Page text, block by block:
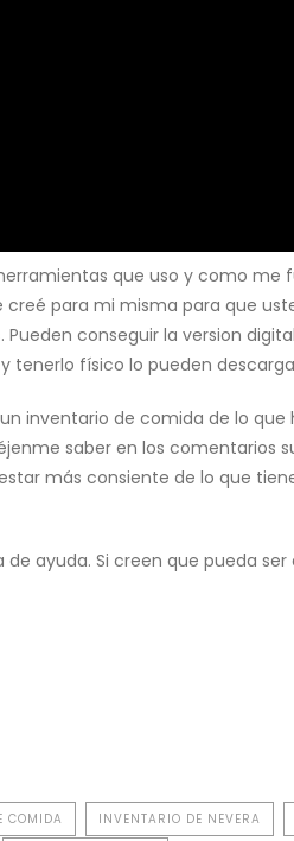
que uso y como me
para mi misma para que
conseguir la version
tenerlo físico lo pueden
inventario de comida de lo que
saber en los comentarios
más consiente de lo que
de ayuda. Si creen que pueda
COMIDA INVENTARIO DE NEVERA